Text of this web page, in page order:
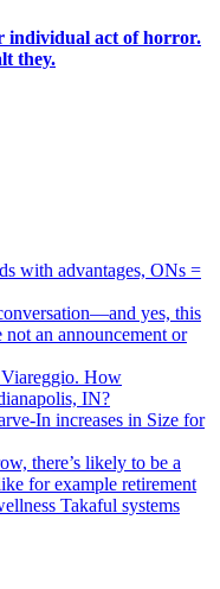
individual act of horror.
they.
with advantages, ONs =
yes, this
an announcement or
How
IN?
In increases in Size for
there’s likely to be a
for example retirement
Takaful systems